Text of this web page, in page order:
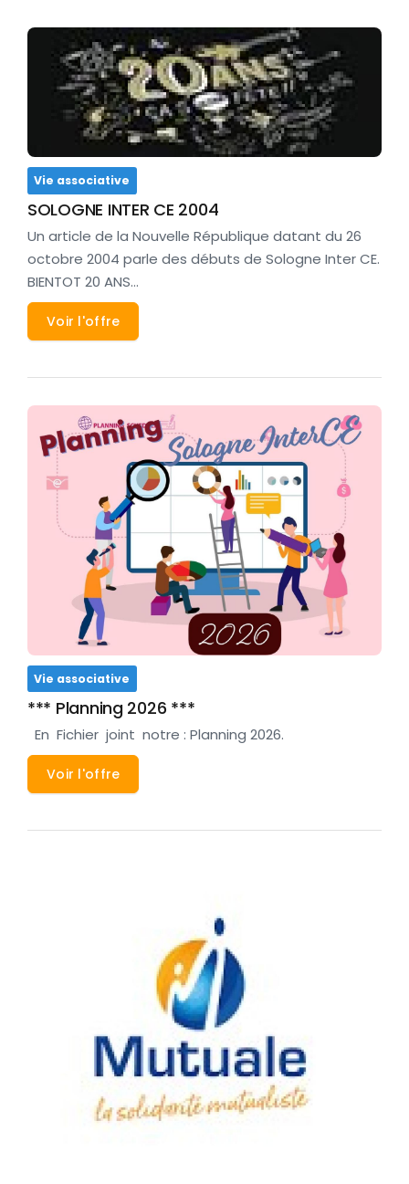
Vie associative
SOLOGNE INTER CE 2004
Un article de la Nouvelle République datant du 26
octobre 2004 parle des débuts de Sologne Inter CE.
BIENTOT 20 ANS…
Voir l'offre
Vie associative
*** Planning 2026 ***
En Fichier joint notre : Planning 2026.
Voir l'offre